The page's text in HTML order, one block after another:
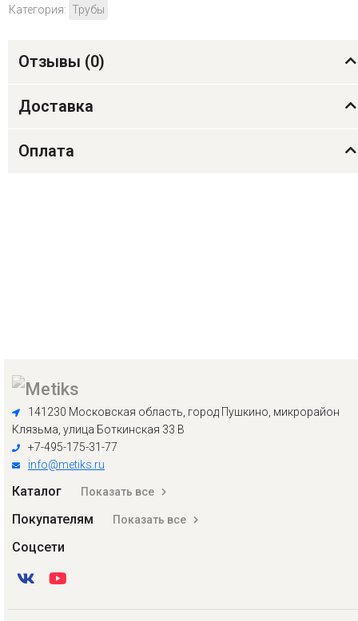
Категория: Трубы
Отзывы (0)
Доставка
Оплата
141230 Московская область, город Пушкино, микрорайон
Клязьма, улица Боткинская 33 В
+7-495-175-31-77
info@metiks.ru
Каталог Показать все
Покупателям Показать все
Соцсети